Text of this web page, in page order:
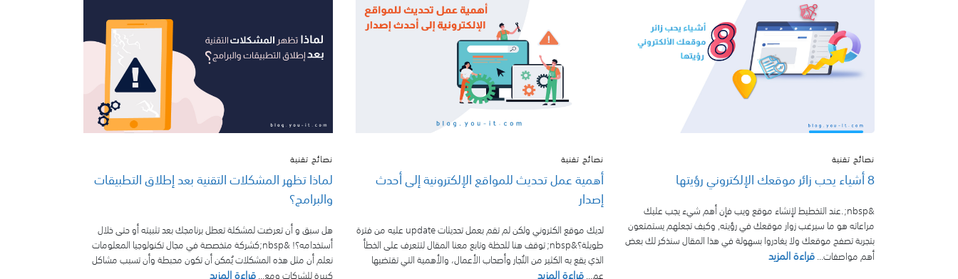
نصائح تقنية
8 أشياء يحب زائر موقعك الإلكتروني رؤيتها
&nbsp; .عند التخطيط لإنشاء موقع ويب فإن أهم شيء يجب عليك
مراعاته هو ما سيرغب زوار موقعك في رؤيته, وكيف تجعلهم يستمتعون
بتجربة تصفح موقعك ولا يغادروا بسهولة في هذا المقال سنذكر لك بعض
أهم مواصفات...قراءة المزيد
نصائح تقنية
أهمية عمل تحديث للمواقع الإلكترونية إلى أحدث
إصدار
لديك موقع الكتروني ولكن لم تقم بعمل تحديثات update عليه من فترة
طويلة؟&nbsp; توقف هنا للحظة وتابع معنا المقال لتتعرف على الخطأ
الذي يقع به الكثير من التُجار وأصحاب الأعمال، والأهمية التي تقتضيها
قراءة المزيد
نصائح تقنية
لماذا تظهر المشكلات التقنية بعد إطلاق التطبيقات
والبرامج؟
هل سبق و أن تعرضت لمشكلة تعطل برنامجك بعد تثبيته أو حتى خلال
أستخدامه؟! &nbsp;كشركة متخصصة في مجال تكنولوجيا المعلومات
نعلم أن مثل هذه المشكلات يُمكن أن تكون محبطة وأن تسبب مشاكل
قراءة المزيد